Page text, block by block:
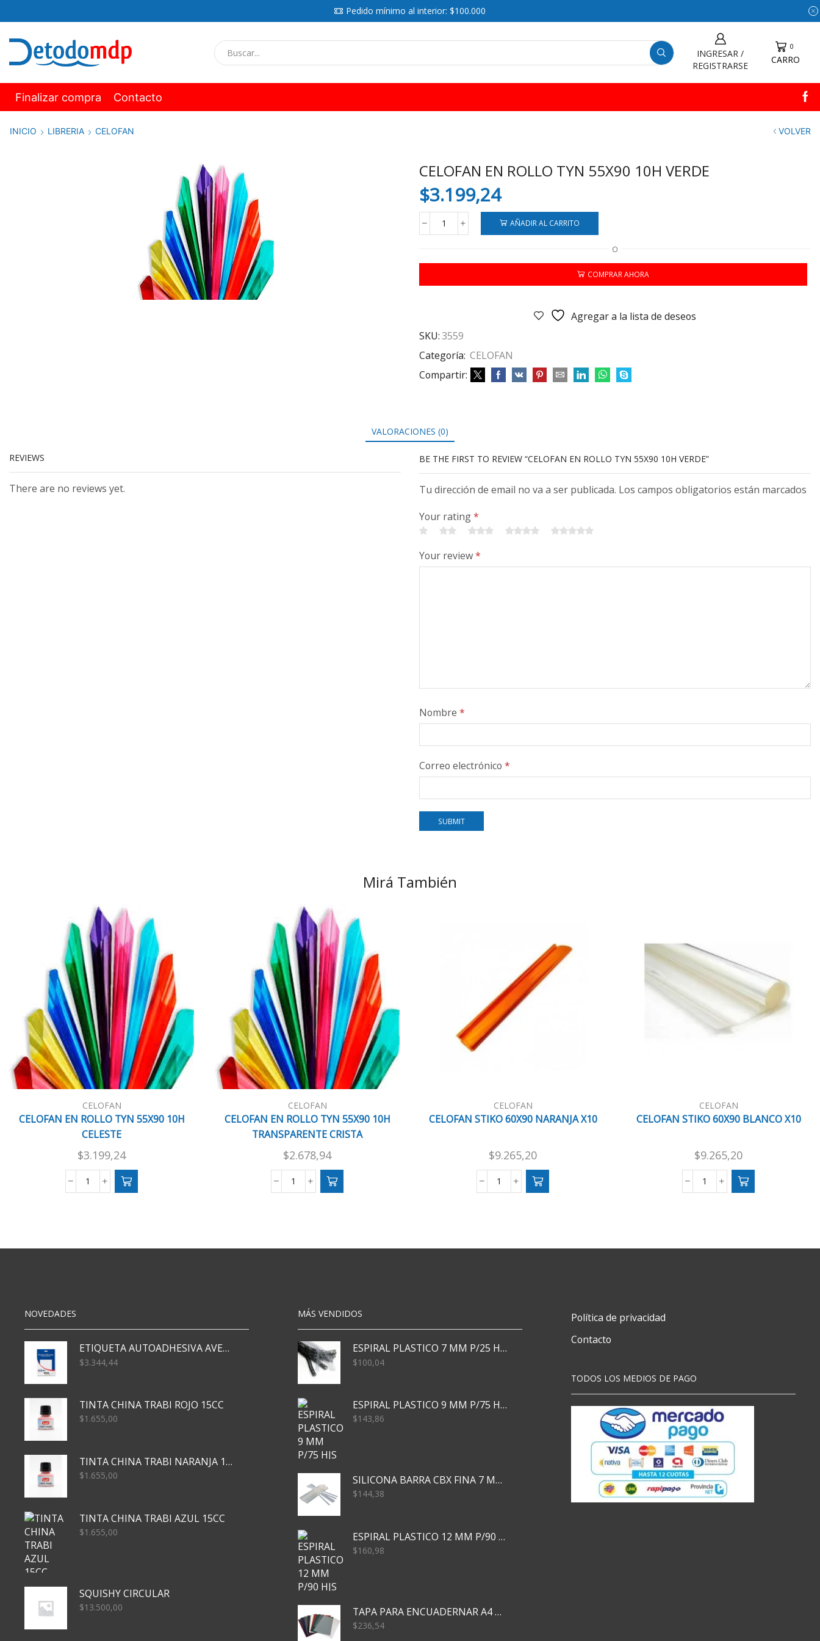
Pedido mínimo al interior: $100.000
INGRESAR /
REGISTRARSE
0
CARRO
Finalizar compra Contacto
INICIO LIBRERIA CELOFAN VOLVER
CELOFAN EN ROLLO TYN 55X90 10H VERDE
$3.199,24
CELOFAN
TYN
10H
AÑADIR AL CARRITO
O
COMPRAR AHORA
Agregar a la lista de deseos
SKU:3559
Categoría: CELOFAN
Compartir:
VALORACIONES (0)
REVIEWS
There are no reviews yet.
BE THE FIRST TO REVIEW “CELOFAN EN ROLLO TYN 55X90 10H VERDE”
Tu dirección de email no va a ser publicada. Los campos obligatorios están marcados
Your rating*
Your review*
Nombre *
Correo electrónico *
Mirá También
CELOFAN
CELOFAN EN ROLLO TYN 55X90 10H
CELESTE
$3.199,24
CELOFAN
10H
CELOFAN
CELOFAN EN ROLLO TYN 55X90 10H
TRANSPARENTE CRISTA
$2.678,94
CELOFAN
10H
CELOFAN
CELOFAN STIKO 60X90 NARANJA X10
$9.265,20
CELOFAN
cantidad
CELOFAN
CELOFAN STIKO 60X90 BLANCO X10
$9.265,20
CELOFAN
cantidad
NOVEDADES
ETIQUETA AUTOADHESIVA AVERY 3026 30H 20 X 70
$3.344,44
TINTA CHINA TRABI ROJO 15CC
$1.655,00
TINTA CHINA TRABI NARANJA 15CC
$1.655,00
TINTA CHINA TRABI AZUL 15CC
$1.655,00
SQUISHY CIRCULAR
$13.500,00
MÁS VENDIDOS
ESPIRAL PLASTICO 7 MM P/25 HJS X50x3000
$100,04
ESPIRAL PLASTICO 9 MM P/75 HJS X50X2400
$143,86
SILICONA BARRA CBX FINA 7 MM 28 CM
$144,38
ESPIRAL PLASTICO 12 MM P/90 HJS X50X1500
$160,98
TAPA PARA ENCUADERNAR A4 TRANSP x50x500
$236,54
Política de privacidad
Contacto
TODOS LOS MEDIOS DE PAGO